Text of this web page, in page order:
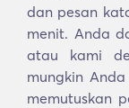
dan pesan
menit. Anda
atau kami
mungkin
memutuskan